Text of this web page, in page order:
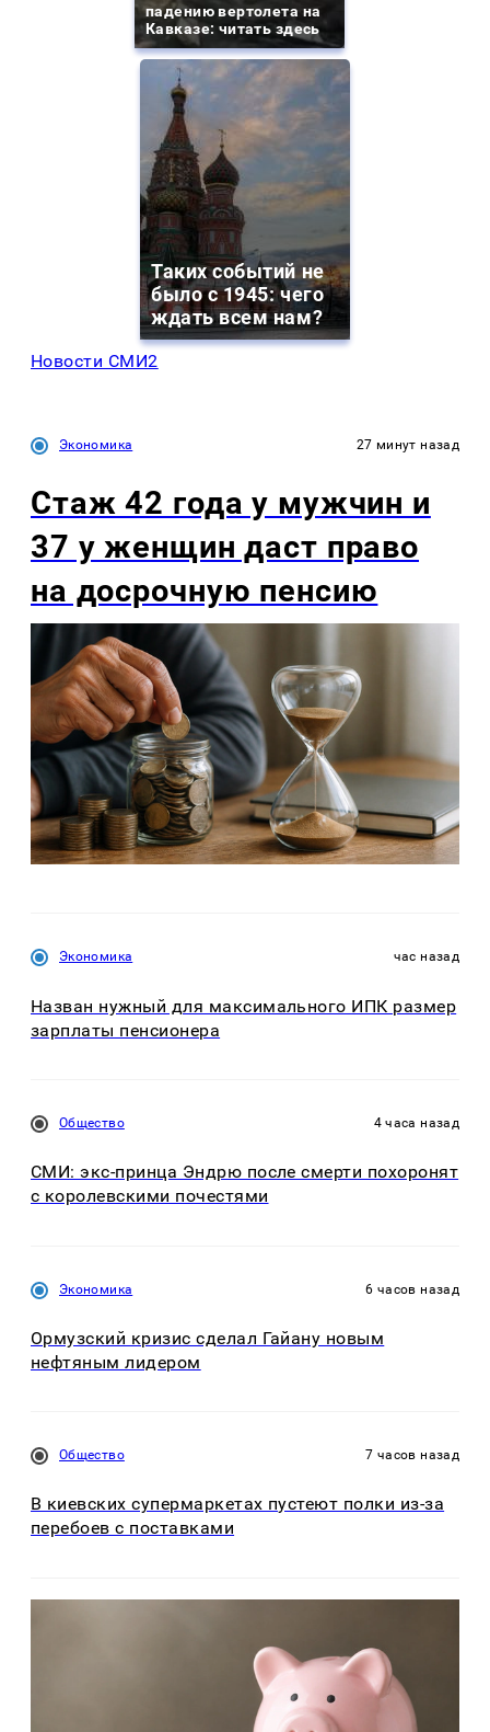
падению вертолета на
Кавказе: читать здесь
Таких событий не
было с 1945: чего
ждать всем нам?
Новости СМИ2
Экономика 27 минут назад
Стаж 42 года у мужчин и
37 у женщин даст право
на досрочную пенсию
Экономика час назад
Назван нужный для максимального ИПК размер
зарплаты пенсионера
Общество 4 часа назад
СМИ: экс-принца Эндрю после смерти похоронят
с королевскими почестями
Экономика 6 часов назад
Ормузский кризис сделал Гайану новым
нефтяным лидером
Общество 7 часов назад
В киевских супермаркетах пустеют полки из-за
перебоев с поставками